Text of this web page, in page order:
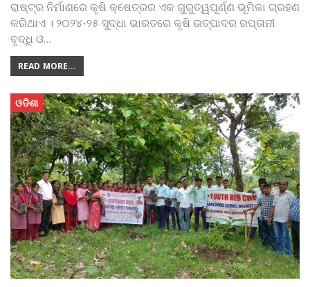
ରାଷ୍ଟ୍ର ନିର୍ମାଣରେ କୃଷି କ୍ଷେତ୍ରର ଏକ ଗୁରୁତ୍ୱପୂର୍ଣ୍ଣ ଭୂମିକା ଗ୍ରହଣ
କରିଥାଏ । ୨୦୨୪-୨୫ ସୁଦ୍ଧା ଭାରତରେ କୃଷି ଉତ୍ପାଦର ରପ୍ତାନୀ
ବୃଦ୍ଧି ଓ…
READ MORE...
ଓଡିଶା